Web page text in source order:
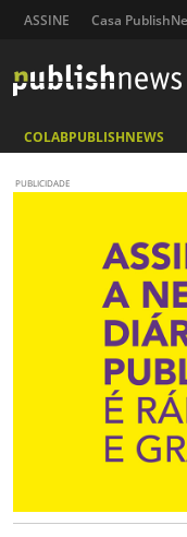
ASSINE Casa
COLABPUBLISHNEWS
PUBLICIDADE